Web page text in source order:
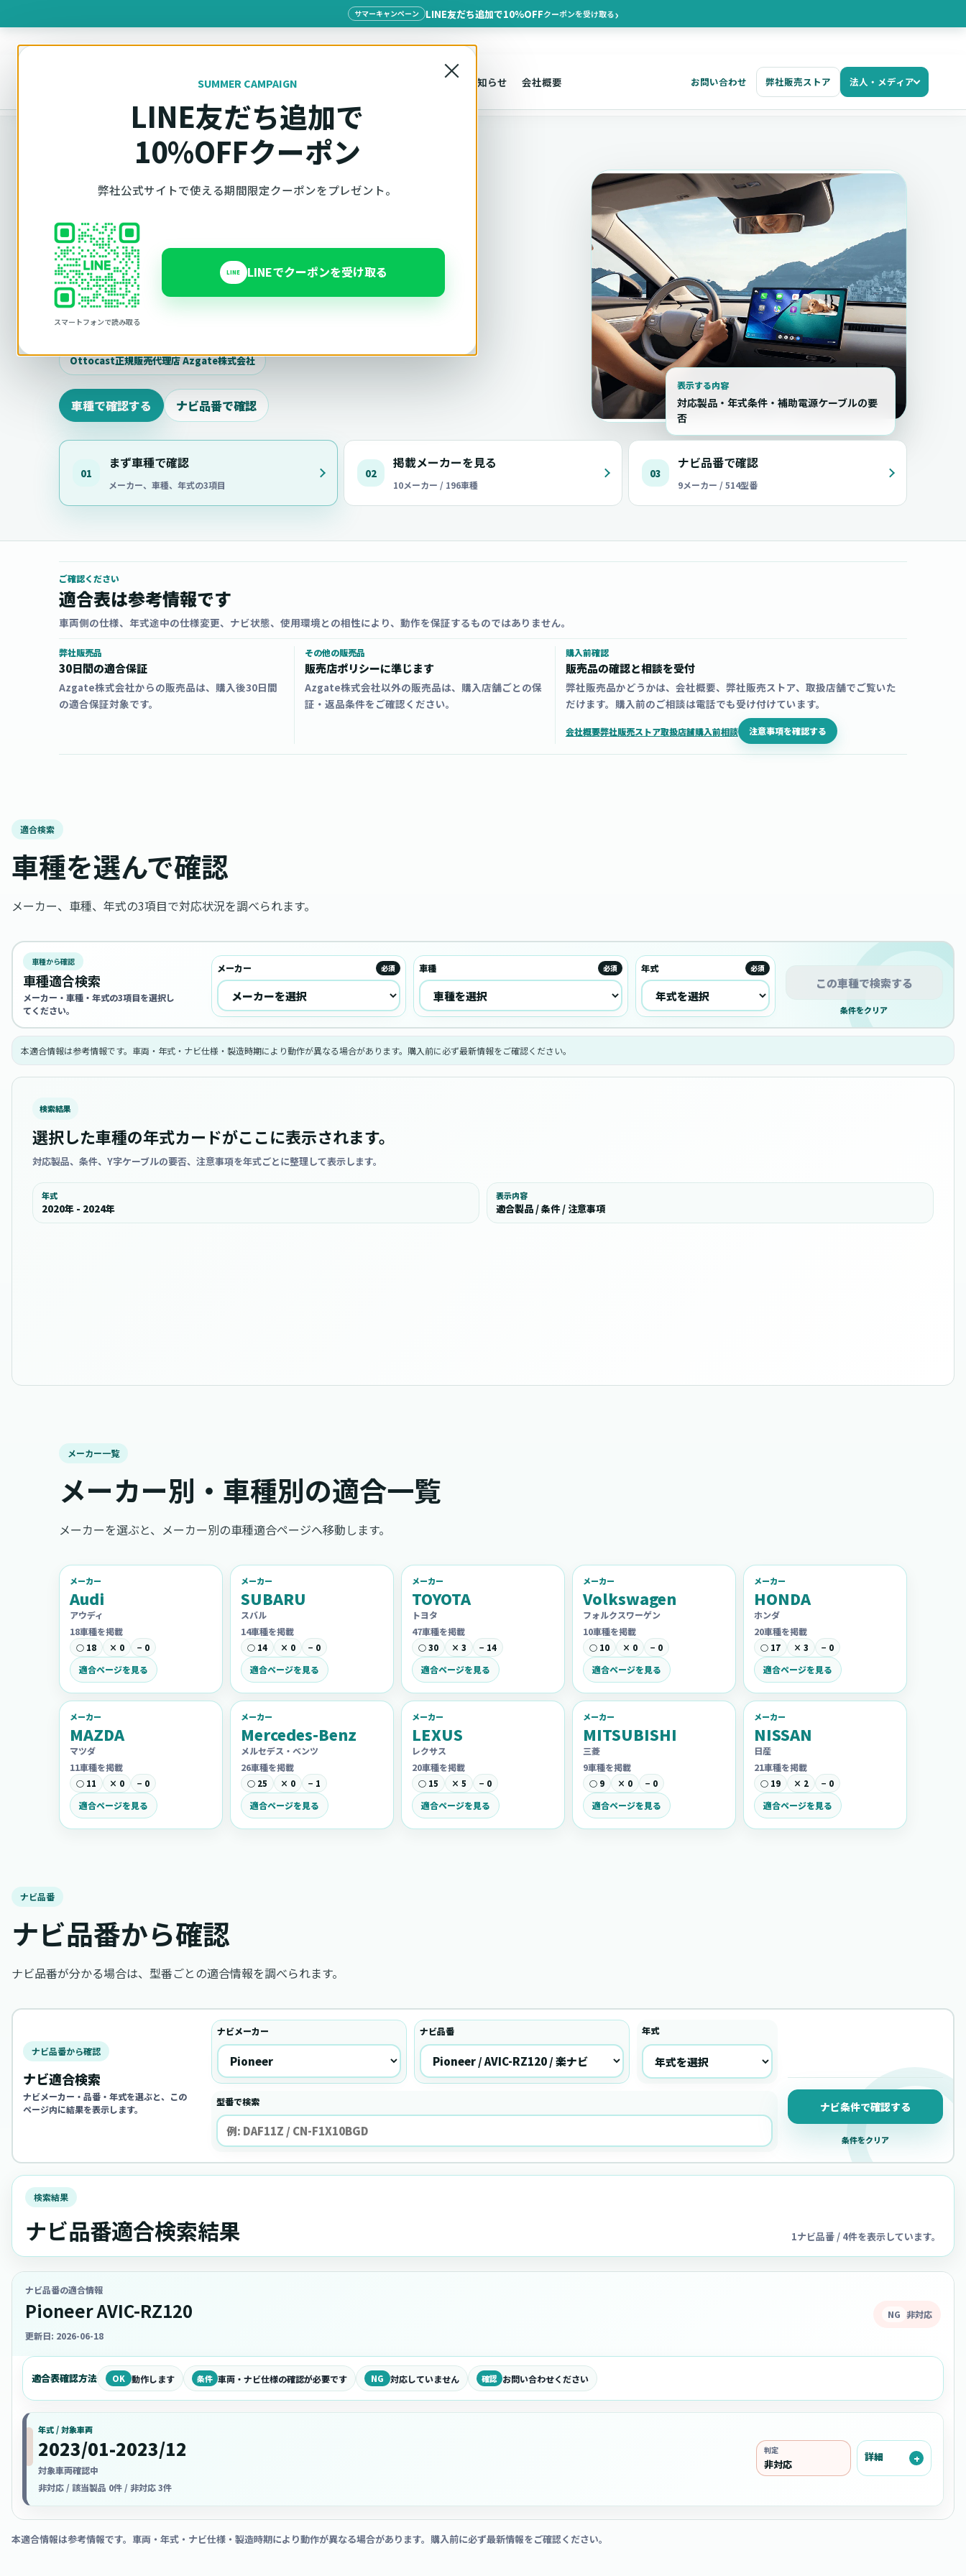
サマーキャンペーン LINE友だち追加で10%OFFクーポンを受け取る
×
SUMMER CAMPAIGN
LINE友だち追加で
10%OFFクーポン
弊社公式サイトで使える期間限定クーポンをプレゼント。
スマートフォンで読み取る
LINE LINEでクーポンを受け取る
製品を探す サポート お知らせ 会社概要 お問い合わせ 弊社販売ストア
法人・メディア
車種と年式で適合確認
Ottocast（オットキャスト）の対応製品、条件、注意事項をこのページ
内で見られます。 迷った場合は、車種と年式を選んだ状態でそのままご
相談ください。
Ottocast正規販売代理店 Azgate株式会社
車種で確認する ナビ品番で確認
表示する内容
対応製品・年式条件・補助電源ケーブルの要
否
01
まず車種で確認
メーカー、車種、年式の3項目
02
掲載メーカーを見る
10メーカー / 196車種
03
ナビ品番で確認
9メーカー / 514型番
ご確認ください
適合表は参考情報です
車両側の仕様、年式途中の仕様変更、ナビ状態、使用環境との相性により、動作を保証するものではありません。
弊社販売品
30日間の適合保証
Azgate株式会社からの販売品は、購入後30日間
の適合保証対象です。
その他の販売品
販売店ポリシーに準じます
Azgate株式会社以外の販売品は、購入店舗ごとの保
証・返品条件をご確認ください。
購入前確認
販売品の確認と相談を受付
弊社販売品かどうかは、会社概要、弊社販売ストア、取扱店舗でご覧いた
だけます。購入前のご相談は電話でも受け付けています。
会社概要弊社販売ストア取扱店舗購入前相談 注意事項を確認する
適合検索
車種を選んで確認
メーカー、車種、年式の3項目で対応状況を調べられます。
車種から確認
車種適合検索
メーカー・車種・年式の3項目を選択し
てください。
メーカー 必須 車種 必須 年式 必須
この車種で検索する
条件をクリア
本適合情報は参考情報です。車両・年式・ナビ仕様・製造時期により動作が異なる場合があります。購入前に必ず最新情報をご確認ください。
検索結果
選択した車種の年式カードがここに表示されます。
対応製品、条件、Y字ケーブルの要否、注意事項を年式ごとに整理して表示します。
年式
2020年 - 2024年
表示内容
適合製品 / 条件 / 注意事項
メーカー一覧
メーカー別・車種別の適合一覧
メーカーを選ぶと、メーカー別の車種適合ページへ移動します。
メーカー
Audi
アウディ
18車種を掲載
○ 18 × 0 − 0
適合ページを見る
メーカー
SUBARU
スバル
14車種を掲載
○ 14 × 0 − 0
適合ページを見る
メーカー
TOYOTA
トヨタ
47車種を掲載
○ 30 × 3 − 14
適合ページを見る
メーカー
Volkswagen
フォルクスワーゲン
10車種を掲載
○ 10 × 0 − 0
適合ページを見る
メーカー
HONDA
ホンダ
20車種を掲載
○ 17 × 3 − 0
適合ページを見る
メーカー
MAZDA
マツダ
11車種を掲載
○ 11 × 0 − 0
適合ページを見る
メーカー
Mercedes-Benz
メルセデス・ベンツ
26車種を掲載
○ 25 × 0 − 1
適合ページを見る
メーカー
LEXUS
レクサス
20車種を掲載
○ 15 × 5 − 0
適合ページを見る
メーカー
MITSUBISHI
三菱
9車種を掲載
○ 9 × 0 − 0
適合ページを見る
メーカー
NISSAN
日産
21車種を掲載
○ 19 × 2 − 0
適合ページを見る
ナビ品番
ナビ品番から確認
ナビ品番が分かる場合は、型番ごとの適合情報を調べられます。
ナビ品番から確認
ナビ適合検索
ナビメーカー・品番・年式を選ぶと、この
ページ内に結果を表示します。
ナビメーカー ナビ品番 年式
型番で検索 ナビ条件で確認する
条件をクリア
検索結果
ナビ品番適合検索結果 1ナビ品番 / 4件を表示しています。
ナビ品番の適合情報
Pioneer AVIC-RZ120
更新日: 2026-06-18
NG 非対応
適合表確認方法 OK 動作します 条件 車両・ナビ仕様の確認が必要です NG 対応していません 確認 お問い合わせください
年式 / 対象車両
2023/01-2023/12
対象車両確認中
非対応 / 該当製品 0件 / 非対応 3件
判定
非対応
詳細
本適合情報は参考情報です。車両・年式・ナビ仕様・製造時期により動作が異なる場合があります。購入前に必ず最新情報をご確認ください。